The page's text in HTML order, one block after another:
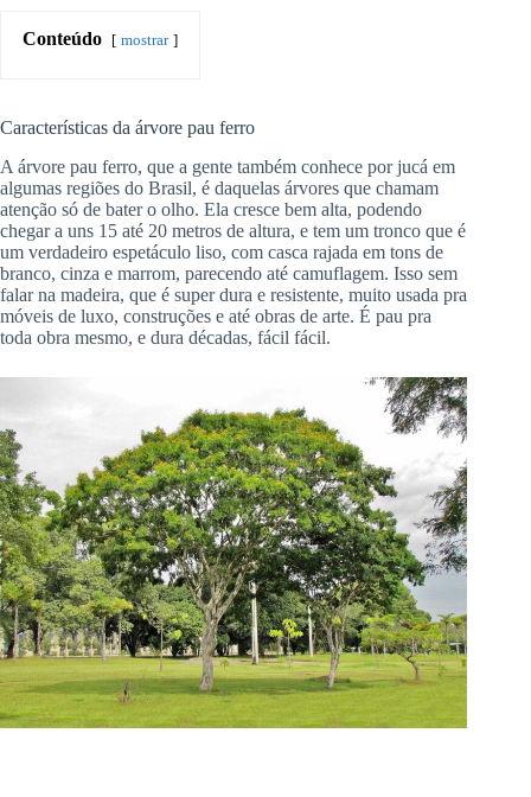
Conteúdo mostrar
Características da árvore pau ferro
A árvore pau ferro, que a gente também conhece por jucá em
algumas regiões do Brasil, é daquelas árvores que chamam
atenção só de bater o olho. Ela cresce bem alta, podendo
chegar a uns 15 até 20 metros de altura, e tem um tronco que é
um verdadeiro espetáculo liso, com casca rajada em tons de
branco, cinza e marrom, parecendo até camuflagem. Isso sem
falar na madeira, que é super dura e resistente, muito usada pra
móveis de luxo, construções e até obras de arte. É pau pra
toda obra mesmo, e dura décadas, fácil fácil.